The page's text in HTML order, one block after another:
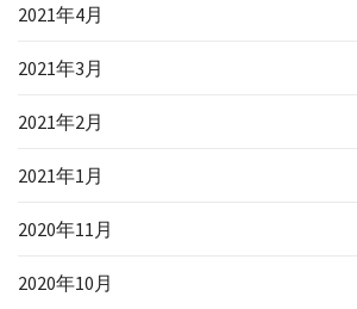
2021年4月
2021年3月
2021年2月
2021年1月
2020年11月
2020年10月